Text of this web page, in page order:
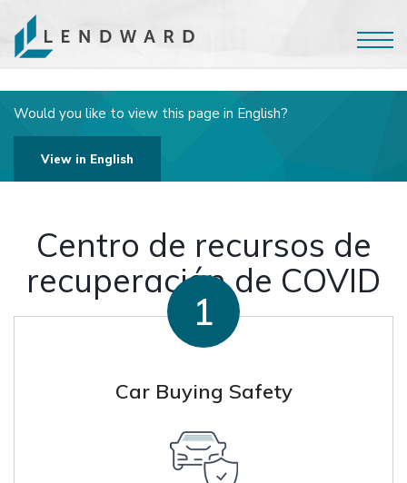
Would you like to view this page in English?
View in English
Centro de recursos de
recuperación de COVID
Car Buying Safety